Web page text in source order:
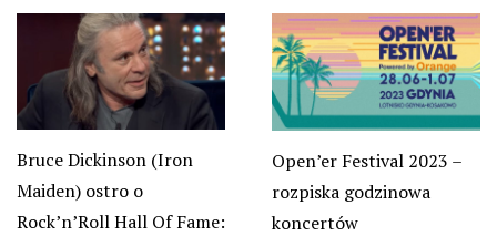
Bruce Dickinson (Iron
Maiden) ostro o
Rock’n’Roll Hall Of Fame:
Open’er Festival 2023 –
rozpiska godzinowa
koncertów